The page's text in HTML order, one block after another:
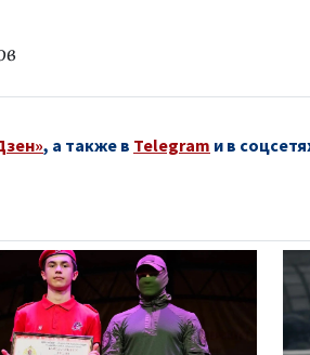
, а также в Telegram и в